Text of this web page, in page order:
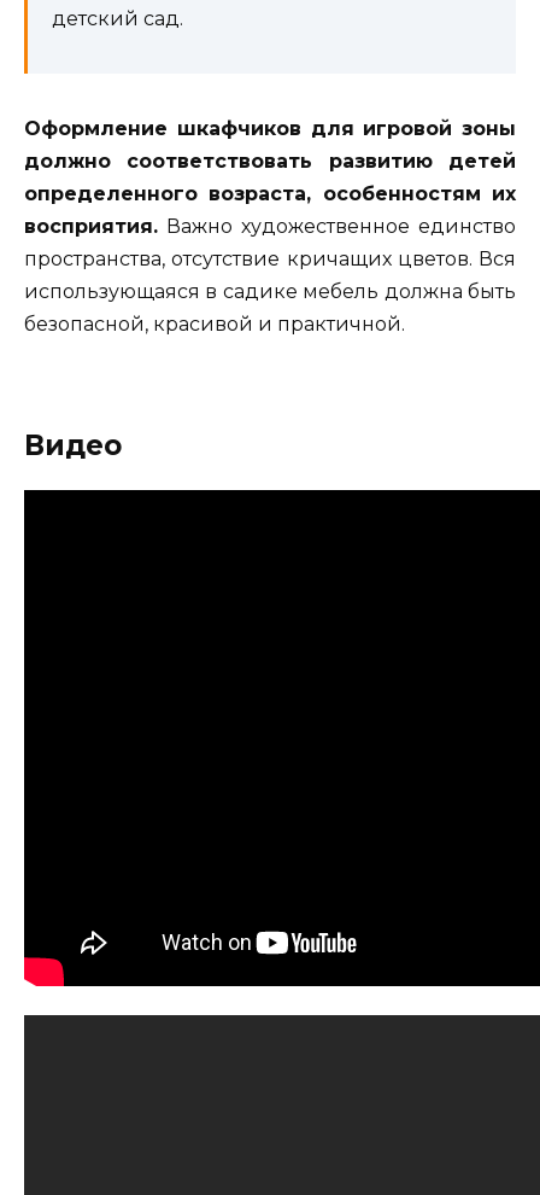
детский сад.
Оформление шкафчиков для игровой зоны
должно соответствовать развитию детей
определенного возраста, особенностям их
восприятия. Важно художественное единство
пространства, отсутствие кричащих цветов. Вся
использующаяся в садике мебель должна быть
безопасной, красивой и практичной.
Видео